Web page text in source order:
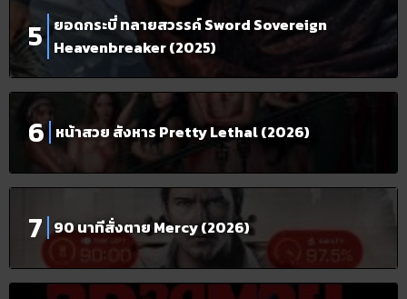
ยอดกระบี่ ทลายสวรรค์ Sword Sovereign
Heavenbreaker (2025)
หน้าสวย สังหาร Pretty Lethal (2026)
90 นาทีสั่งตาย Mercy (2026)